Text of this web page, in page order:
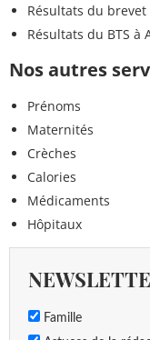
Résultats du
Résultats du BTS à
Nos autres
Prénoms
Maternités
Crèches
Calories
Médicaments
Hôpitaux
Famille